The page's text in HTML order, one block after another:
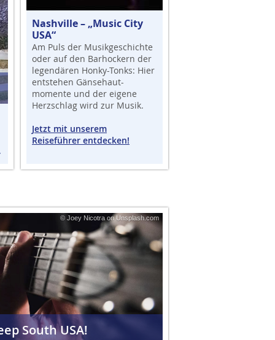
Nashville – „Music City
USA“
Am Puls der Musikgeschichte
oder auf den Barhockern der
legendären Honky-Tonks: Hier
entstehen Gänsehaut-
momente und der eigene
Herzschlag wird zur Musik.
Jetzt mit unserem
Reiseführer entdecken!
© Joey Nicotra on Unsplash.com
South USA!